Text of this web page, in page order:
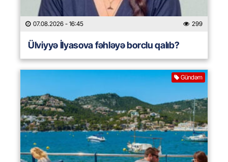
07.08.2026 - 16:45 299
Ülviyyə İlyasova fəhləyə borclu qalıb?
Gündəm